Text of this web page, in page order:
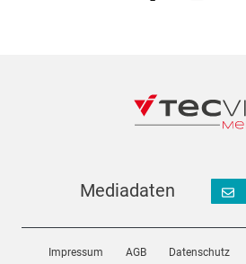
Mediadaten
Impressum AGB Datenschutz